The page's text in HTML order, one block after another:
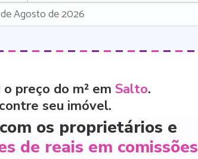
Agosto de 2026
preço do m² em Salto.
seu imóvel.
os proprietários e
de reais em comissões